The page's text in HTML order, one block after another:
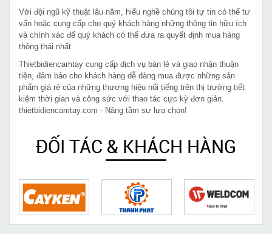
Với đội ngũ kỹ thuật lâu năm, hiểu nghề chúng tôi tự tin có thể tư
vấn hoặc cung cấp cho quý khách hàng những thông tin hữu ích
và chính xác để quý khách có thể đưa ra quyết định mua hàng
thông thái nhất.
Thietbidiencamtay cung cấp dịch vụ bán lẻ và giao nhận thuận
tiện, đảm bảo cho khách hàng dễ dàng mua được những sản
phẩm giá rẻ của những thương hiệu nổi tiếng trên thị trường tiết
kiệm thời gian và công sức với thao tác cực kỳ đơn giản.
thietbidiencamtay.com - Nâng tầm sự lựa chọn!
ĐỐI TÁC & KHÁCH HÀNG